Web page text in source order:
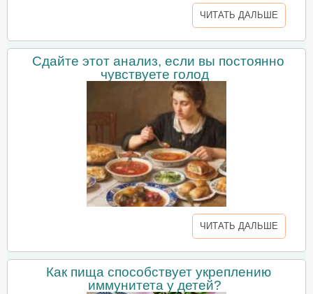
ЧИТАТЬ ДАЛЬШЕ
Сдайте этот анализ, если вы постоянно
чувствуете голод
ЧИТАТЬ ДАЛЬШЕ
Как пища способствует укреплению
иммунитета у детей?